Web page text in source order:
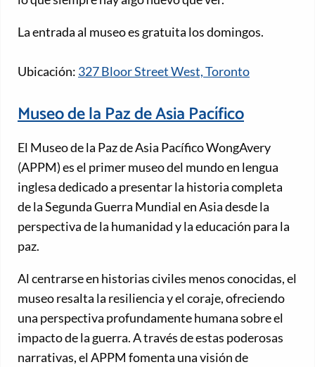
La entrada al museo es gratuita los domingos.
Ubicación: 327 Bloor Street West, Toronto
Museo de la Paz de Asia Pacífico
El Museo de la Paz de Asia Pacífico WongAvery
(APPM) es el primer museo del mundo en lengua
inglesa dedicado a presentar la historia completa
de la Segunda Guerra Mundial en Asia desde la
perspectiva de la humanidad y la educación para la
paz.
Al centrarse en historias civiles menos conocidas, el
museo resalta la resiliencia y el coraje, ofreciendo
una perspectiva profundamente humana sobre el
impacto de la guerra. A través de estas poderosas
narrativas, el APPM fomenta una visión de